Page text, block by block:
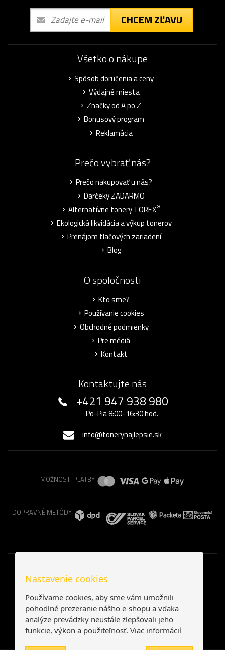
CHCEM ZĽAVU
Všetko o nákupe
Spôsob doručenia a ceny
Výdajné miesta
Značky od A po Z
Bonusový program
Reklamácia
Prečo vybrať nás?
Prečo nakupovať u nás?
Darčeky ZADARMO
Alternatívne tonery TOREX®
Ekologická likvidácia a výkup tonerov
Prenájom tlačových zariadení
Blog
O spoločnosti
Kto sme?
Používanie cookies
Obchodné podmienky
Pre médiá
Kontakt
Kontaktujte nás
+421 947 938 980
Po-Pia 8:00-16:30 hod.
info@tonerynajlepsie.sk
MOŽNOSTI PLATBY
DOPRAVNÉ METÓDY
Nastavenie cookies
Používame cookies, aby sme vám umožnili
pohodlné prezeranie nášho e-shopu a vďaka
analýze prevádzky neustále zlepšovali jeho
funkcie, výkon a použiteľnosť. Viac informácií